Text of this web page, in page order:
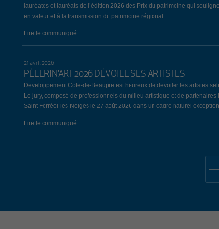
lauréates et lauréats de l’édition 2026 des Prix du patrimoine qui
en valeur et à la transmission du patrimoine régional.
Lire le communiqué
21 avril 2026
PÈLERIN’ART 2026 DÉVOILE SES ARTISTES
Développement Côte-de-Beaupré est heureux de dévoiler les artistes
Le jury, composé de professionnels du milieu artistique et de
Saint Ferréol-les-Neiges le 27 août 2026 dans un cadre naturel
Lire le communiqué